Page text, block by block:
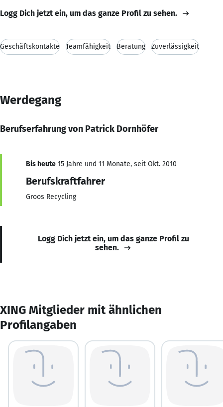
Logg Dich jetzt ein, um das ganze Profil zu sehen.
Geschäftskontakte Teamfähigkeit Beratung Zuverlässigkeit
Werdegang
Berufserfahrung von Patrick Dornhöfer
Bis heute 15 Jahre und 11 Monate, seit Okt. 2010
Berufskraftfahrer
Groos Recycling
Logg Dich jetzt ein, um das ganze Profil zu
sehen.
XING Mitglieder mit ähnlichen
Profilangaben